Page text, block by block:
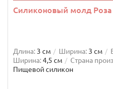
Силиконовый молд Роза
Длина: 3 см Ширина: 3 см
Ширина:4,5 см Страна
Пищевой силикон